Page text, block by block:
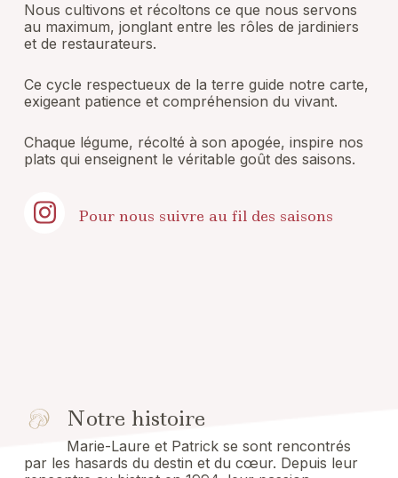
Nous cultivons et récoltons ce que nous servons
au maximum, jonglant entre les rôles de jardiniers
et de restaurateurs.
Ce cycle respectueux de la terre guide notre carte,
exigeant patience et compréhension du vivant.
Chaque légume, récolté à son apogée, inspire nos
plats qui enseignent le véritable goût des saisons.
Pour nous suivre au fil des saisons
Notre histoire
Marie-Laure et Patrick se sont rencontrés
par les hasards du destin et du cœur. Depuis leur